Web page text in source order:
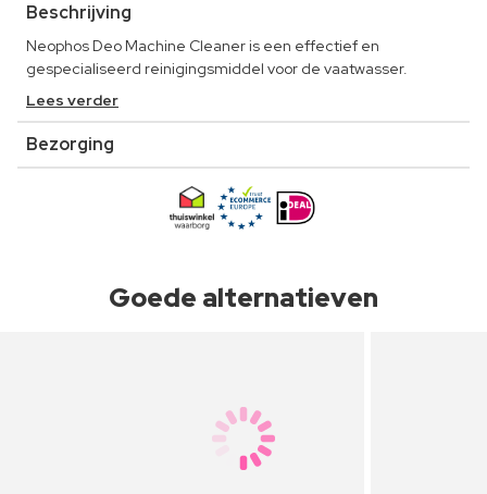
Beschrijving
Neophos Deo Machine Cleaner is een effectief en
gespecialiseerd reinigingsmiddel voor de vaatwasser.
Lees verder
Bezorging
Goede alternatieven